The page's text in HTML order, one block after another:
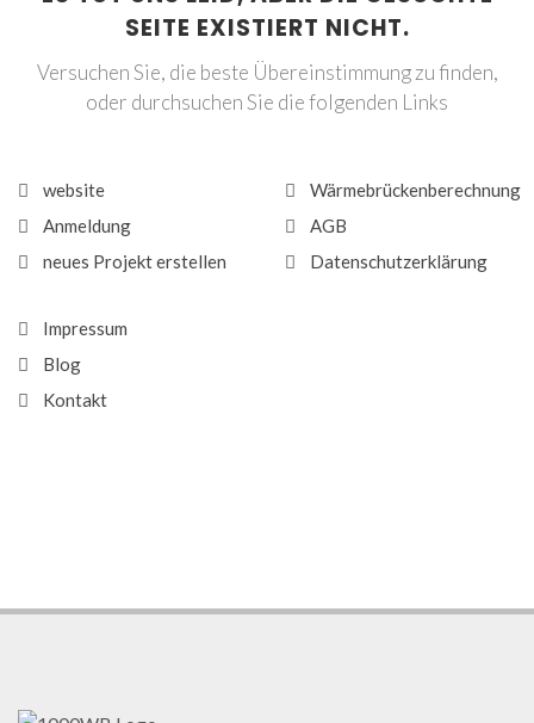
SEITE EXISTIERT NICHT.
Versuchen Sie, die beste Übereinstimmung zu finden,
oder durchsuchen Sie die folgenden Links
website
Anmeldung
neues Projekt erstellen
Wärmebrückenberechnung
AGB
Datenschutzerklärung
Impressum
Blog
Kontakt